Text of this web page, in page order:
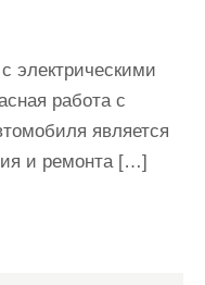
электрическими
работа с
является
и ремонта […]